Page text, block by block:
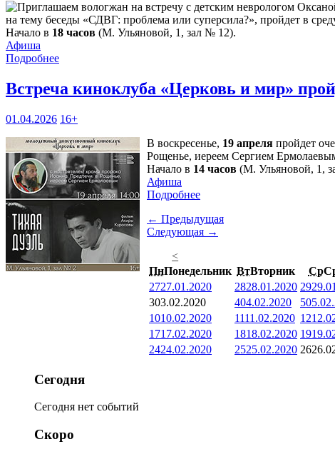
на тему беседы «СДВГ: проблема или суперсила?», пройдет в
Начало в 18 часов (М. Ульяновой, 1, зал № 12).
Афиша
Подробнее
Встреча киноклуба «Церковь и мир»
01.04.2026 16+
В воскресенье, 19 апреля пройдет
Рощенье, иереем Сергием
Начало в 14 часов (М. Ульяновой, 1,
Афиша
Подробнее
← Предыдущая
Следующая →
<
ПнПонедельник ВтВторник Ср
2727.01.2020 2828.01.2020 29
303.02.2020 404.02.2020 5
1010.02.2020 1111.02.2020 12
1717.02.2020 1818.02.2020 19
2424.02.2020 2525.02.2020 26
Сегодня
Сегодня нет событий
Скоро